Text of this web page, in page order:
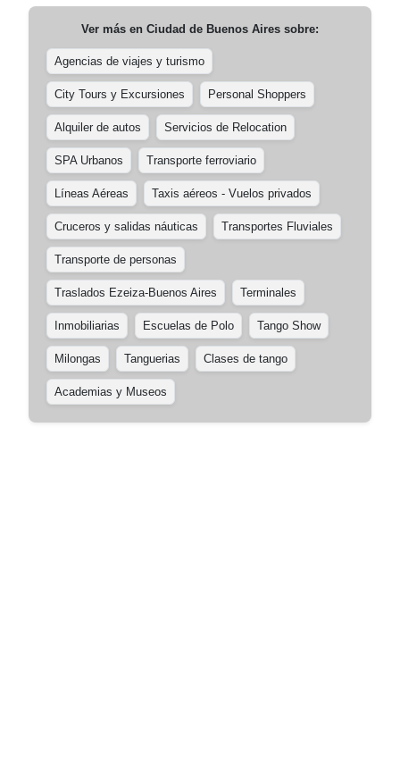
Ver más en Ciudad de Buenos Aires sobre:
Agencias de viajes y turismo
City Tours y Excursiones Personal Shoppers
Alquiler de autos Servicios de Relocation
SPA Urbanos Transporte ferroviario
Líneas Aéreas Taxis aéreos - Vuelos privados
Cruceros y salidas náuticas Transportes Fluviales
Transporte de personas
Traslados Ezeiza-Buenos Aires Terminales
Inmobiliarias Escuelas de Polo Tango Show
Milongas Tanguerias Clases de tango
Academias y Museos